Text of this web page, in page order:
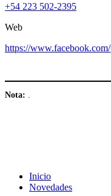
+54 223 502-2395
Web
https://
Nota:
Inicio
Novedades